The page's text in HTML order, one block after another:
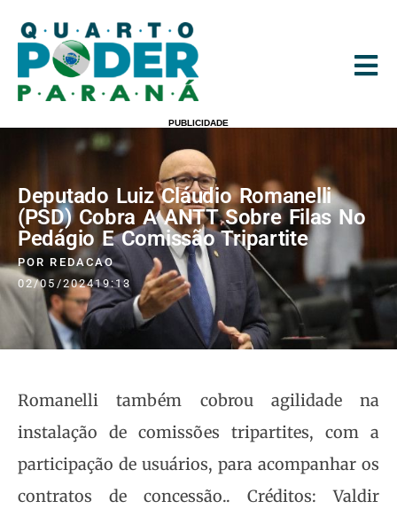
PUBLICIDADE
Deputado Luiz Cláudio Romanelli
(PSD) Cobra A ANTT Sobre Filas No
Pedágio E Comissão Tripartite
POR REDACAO
02/05/202419:13
Romanelli também cobrou agilidade na
instalação de comissões tripartites, com a
participação de usuários, para acompanhar os
contratos de concessão.. Créditos: Valdir